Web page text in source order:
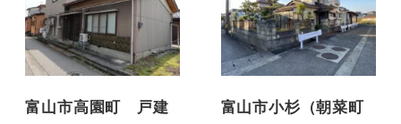
富山市高園町 戸建
富山市小杉（朝菜町